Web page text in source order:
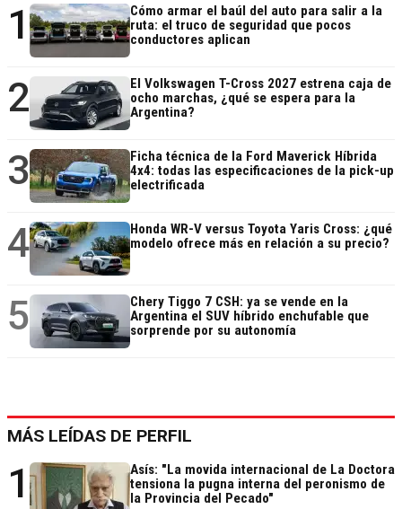
1
Cómo armar el baúl del auto para salir a la
ruta: el truco de seguridad que pocos
conductores aplican
2
El Volkswagen T-Cross 2027 estrena caja de
ocho marchas, ¿qué se espera para la
Argentina?
3
Ficha técnica de la Ford Maverick Híbrida
4x4: todas las especificaciones de la pick-up
electrificada
4
Honda WR-V versus Toyota Yaris Cross: ¿qué
modelo ofrece más en relación a su precio?
5
Chery Tiggo 7 CSH: ya se vende en la
Argentina el SUV híbrido enchufable que
sorprende por su autonomía
MÁS LEÍDAS DE PERFIL
1
Asís: "La movida internacional de La Doctora
tensiona la pugna interna del peronismo de
la Provincia del Pecado"